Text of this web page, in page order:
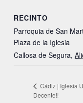
RECINTO
Parroquia de San
Plaza de la Iglesia
Callosa de Segura,
Cádiz | Iglesia
Decente!!